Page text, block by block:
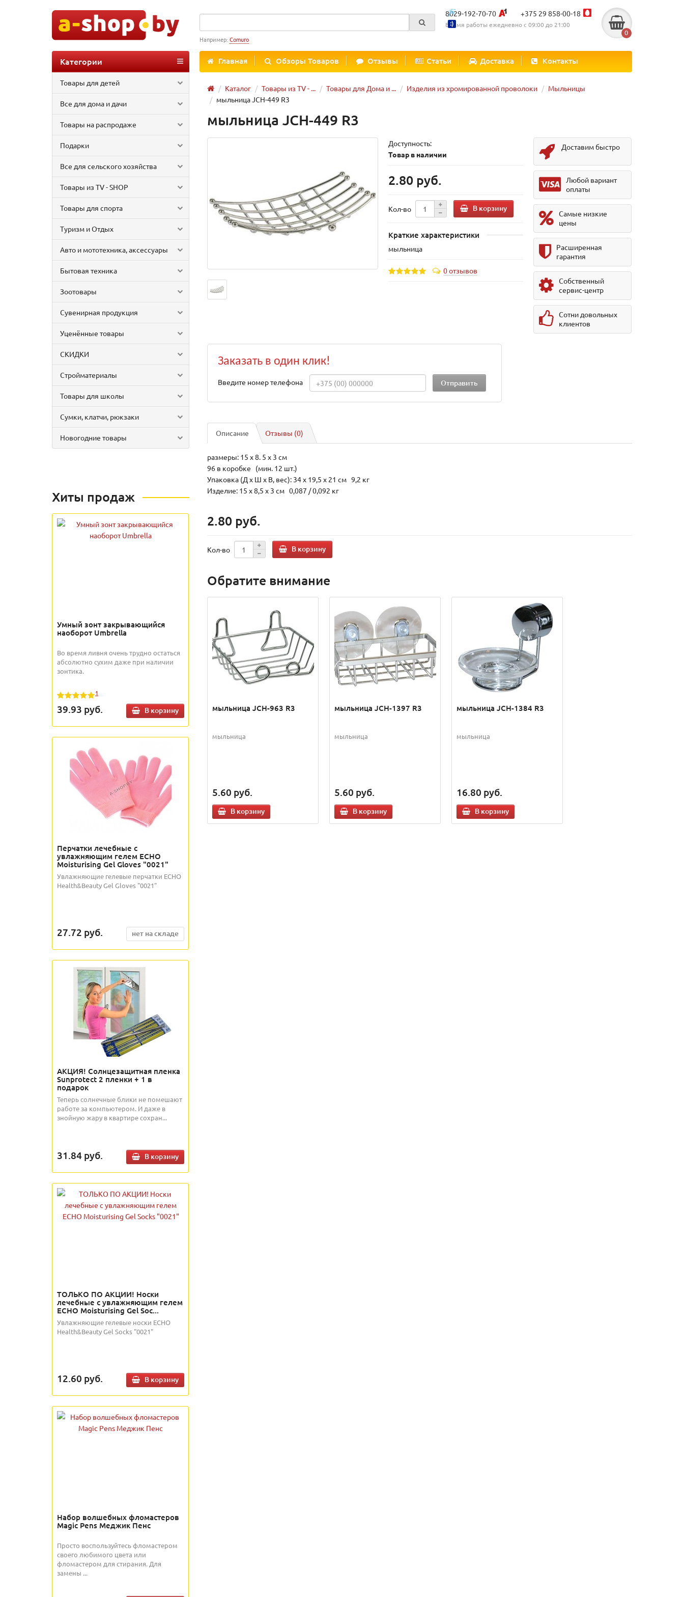
8029-192-70-70 +375 29 858-00-18
Время работы ежедневно с 09:00 до 21:00
0
Например: Comuro
Главная Обзоры Товаров Отзывы Статьи Доставка Контакты
Категории
Товары для детей
Все для дома и дачи
Товары на распродаже
Подарки
Все для сельского хозяйства
Товары из TV - SHOP
Товары для спорта
Туризм и Отдых
Авто и мототехника, аксессуары
Бытовая техника
Зоотовары
Сувенирная продукция
Уценённые товары
СКИДКИ
Стройматериалы
Товары для школы
Сумки, клатчи, рюкзаки
Новогодние товары
Каталог Товары из TV - ... Товары для Дома и ... Изделия из хромированной проволоки
Мыльницы
мыльница JCH-449 R3
Хиты продаж
Умный зонт закрывающийся
наоборот Umbrella
Во время ливня очень трудно остаться
абсолютно сухим даже при наличии
зонтика.
1
39.93 руб. В корзину
Перчатки лечебные с
увлажняющим гелем ECHO
Moisturising Gel Gloves "0021"
Увлажняющие гелевые перчатки ECHO
Health&Beauty Gel Gloves "0021"
27.72 руб. нет на складе
АКЦИЯ! Солнцезащитная пленка
Sunprotect 2 пленки + 1 в
подарок
Теперь солнечные блики не помешают
работе за компьютером. И даже в
знойную жару в квартире сохран...
31.84 руб. В корзину
ТОЛЬКО ПО АКЦИИ! Носки
лечебные с увлажняющим гелем
ECHO Moisturising Gel Soc...
Увлажняющие гелевые носки ECHO
Health&Beauty Gel Socks "0021"
12.60 руб. В корзину
Набор волшебных фломастеров
Magic Pens Меджик Пенс
Просто воспользуйтесь фломастером
своего любимого цвета или
фломастером для стирания. Для
замены ...
мыльница JCH-449 R3
Доступность:
Товар в наличии
2.80 руб.
Кол-во В корзину
Краткие характеристики
мыльница
0 отзывов
Доставим быстро
Любой вариант
оплаты
Самые низкие
цены
Расширенная
гарантия
Собственный
сервис-центр
Сотни довольных
клиентов
Заказать в один клик!
Введите номер телефона
Описание Отзывы (0)
размеры: 15 x 8. 5 x 3 см
96 в коробке (мин. 12 шт.)
Упаковка (Д х Ш х В, вес): 34 x 19,5 x 21 см 9,2 кг
Изделие: 15 x 8,5 x 3 см 0,087 / 0,092 кг
2.80 руб.
Кол-во В корзину
Обратите внимание
мыльница JCH-963 R3
мыльница
5.60 руб.
В корзину
мыльница JCH-1397 R3
мыльница
5.60 руб.
В корзину
мыльница JCH-1384 R3
мыльница
16.80 руб.
В корзину